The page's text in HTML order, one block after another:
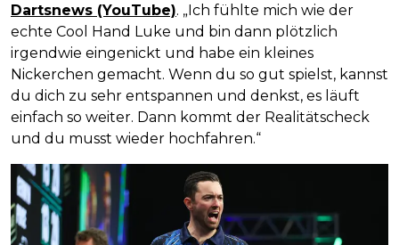
Dartsnews (YouTube). „Ich fühlte mich wie der
echte Cool Hand Luke und bin dann plötzlich
irgendwie eingenickt und habe ein kleines
Nickerchen gemacht. Wenn du so gut spielst, kannst
du dich zu sehr entspannen und denkst, es läuft
einfach so weiter. Dann kommt der Realitätscheck
und du musst wieder hochfahren.“